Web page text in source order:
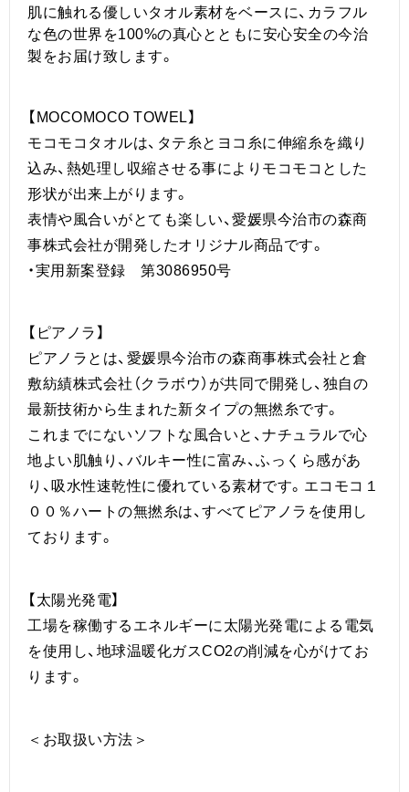
肌に触れる優しいタオル素材をベースに、カラフル
な色の世界を100%の真心とともに安心安全の今治
製をお届け致します。
【MOCOMOCO TOWEL】
モコモコタオルは、タテ糸とヨコ糸に伸縮糸を織り
込み、熱処理し収縮させる事によりモコモコとした
形状が出来上がります。
表情や風合いがとても楽しい、愛媛県今治市の森商
事株式会社が開発したオリジナル商品です。
・実用新案登録 第3086950号
【ピアノラ】
ピアノラとは、愛媛県今治市の森商事株式会社と倉
敷紡績株式会社（クラボウ）が共同で開発し、独自の
最新技術から生まれた新タイプの無撚糸です。
これまでにないソフトな風合いと、ナチュラルで心
地よい肌触り、バルキー性に富み、ふっくら感があ
り、吸水性速乾性に優れている素材です。エコモコ１
００％ハートの無撚糸は、すべてピアノラを使用し
ております。
【太陽光発電】
工場を稼働するエネルギーに太陽光発電による電気
を使用し、地球温暖化ガスCO2の削減を心がけてお
ります。
＜お取扱い方法＞